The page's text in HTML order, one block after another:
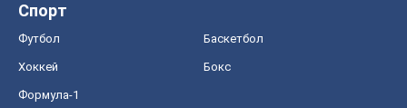
Спорт
Футбол Баскетбол
Хоккей Бокс
Формула-1